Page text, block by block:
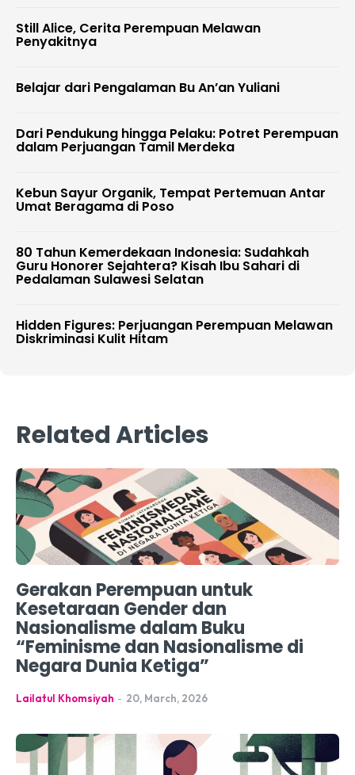
Still Alice, Cerita Perempuan Melawan
Penyakitnya
Belajar dari Pengalaman Bu An’an Yuliani
Dari Pendukung hingga Pelaku: Potret Perempuan
dalam Perjuangan Tamil Merdeka
Kebun Sayur Organik, Tempat Pertemuan Antar
Umat Beragama di Poso
80 Tahun Kemerdekaan Indonesia: Sudahkah
Guru Honorer Sejahtera? Kisah Ibu Sahari di
Pedalaman Sulawesi Selatan
Hidden Figures: Perjuangan Perempuan Melawan
Diskriminasi Kulit Hitam
Related Articles
Gerakan Perempuan untuk
Kesetaraan Gender dan
Nasionalisme dalam Buku
“Feminisme dan Nasionalisme di
Negara Dunia Ketiga”
Lailatul Khomsiyah - 20, March, 2026